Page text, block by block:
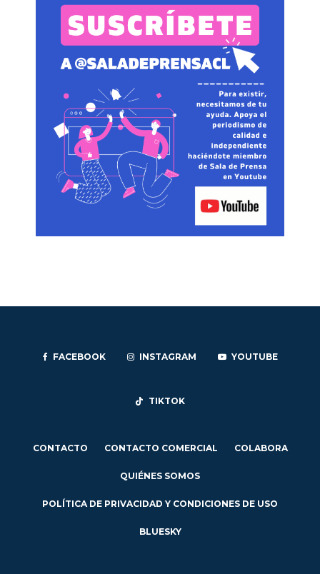
FACEBOOK INSTAGRAM YOUTUBE
TIKTOK
CONTACTO CONTACTO COMERCIAL COLABORA
QUIÉNES SOMOS
POLÍTICA DE PRIVACIDAD Y CONDICIONES DE USO
BLUESKY